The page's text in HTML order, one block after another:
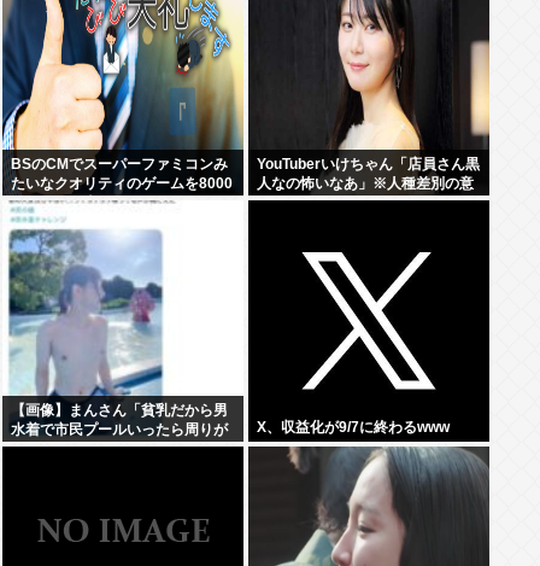
BSのCMでスーパーファミコンみ
たいなクオリティのゲームを8000
円ぐらいで売ってるでしょ
YouTuberいけちゃん「店員さん黒
人なの怖いなあ」※人種差別の意
図はありません
【画像】まんさん「貧乳だから男
水着で市民プールいったら周りが
コソコソしだしてやばいwww」5
X、収益化が9/7に終わるwww